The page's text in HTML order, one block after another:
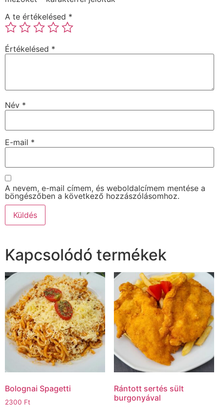
A te értékelésed *
Értékelésed *
Név *
E-mail *
A nevem, e-mail címem, és weboldalcímem mentése a
böngészőben a következő hozzászólásomhoz.
Kapcsolódó termékek
Bolognai Spagetti
2300 Ft
Rántott sertés sült
burgonyával